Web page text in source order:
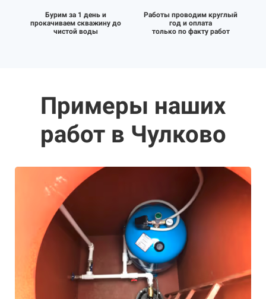
Бурим за 1 день и
прокачиваем скважину до
чистой воды
Работы проводим круглый
год и оплата
только по факту работ
Примеры наших
работ в Чулково